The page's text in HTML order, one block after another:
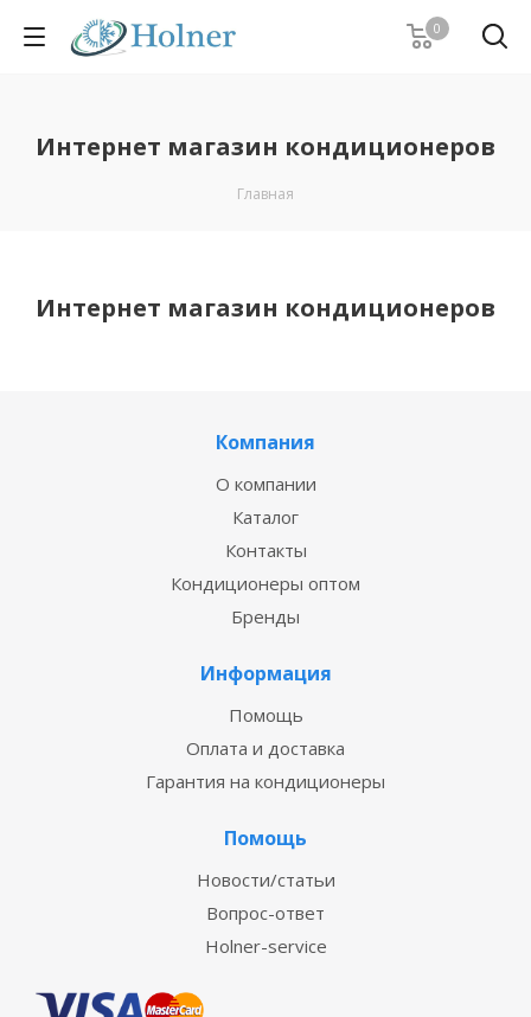
0
Интернет магазин кондиционеров
Главная
Интернет магазин кондиционеров
Компания
О компании
Каталог
Контакты
Кондиционеры оптом
Бренды
Информация
Помощь
Оплата и доставка
Гарантия на кондиционеры
Помощь
Новости/статьи
Вопрос-ответ
Holner-service